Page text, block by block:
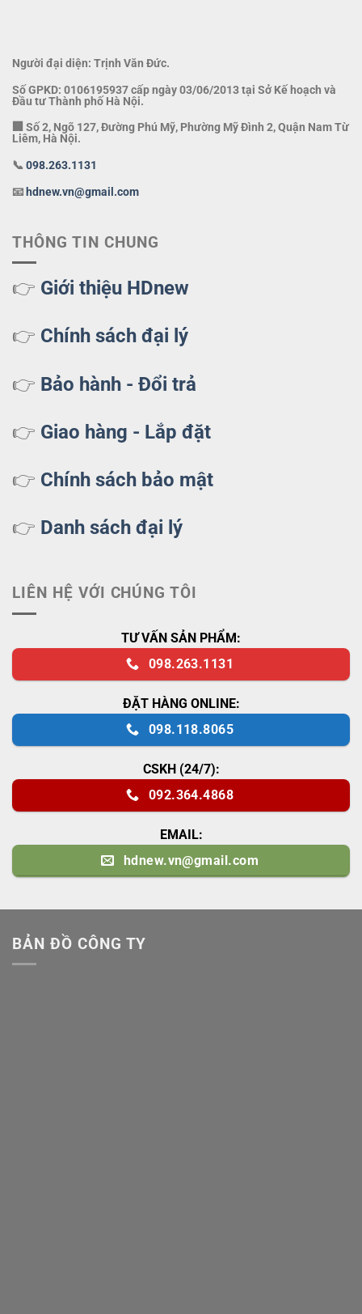
Người đại diện: Trịnh Văn Đức.
Số GPKD: 0106195937 cấp ngày 03/06/2013 tại Sở Kế hoạch và
Đầu tư Thành phố Hà Nội.
🏢 Số 2, Ngõ 127, Đường Phú Mỹ, Phường Mỹ Đình 2, Quận Nam Từ
Liêm, Hà Nội.
📞 098.263.1131
📧 hdnew.vn@gmail.com
THÔNG TIN CHUNG
👉 Giới thiệu HDnew
👉 Chính sách đại lý
👉 Bảo hành - Đổi trả
👉 Giao hàng - Lắp đặt
👉 Chính sách bảo mật
👉 Danh sách đại lý
LIÊN HỆ VỚI CHÚNG TÔI
TƯ VẤN SẢN PHẨM:
098.263.1131
ĐẶT HÀNG ONLINE:
098.118.8065
CSKH (24/7):
092.364.4868
EMAIL:
hdnew.vn@gmail.com
BẢN ĐỒ CÔNG TY